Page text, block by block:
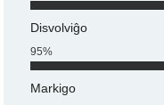
Disvolviĝo
95%
Markigo